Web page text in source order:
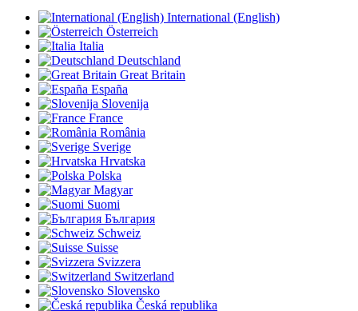
International (English)
Österreich
Italia
Deutschland
Great Britain
España
Slovenija
France
România
Sverige
Hrvatska
Polska
Magyar
Suomi
България
Schweiz
Suisse
Svizzera
Switzerland
Slovensko
Česká republika